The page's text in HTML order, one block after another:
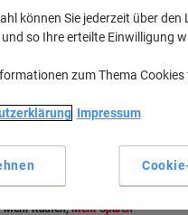
Inkl.
Geschenk
Tintenpatrone Schwarz
Mehr Kaufen,Mehr Sparen
können Sie jederzeit über
so Ihre erteilte Einwilligung
zum Thema
Impressum